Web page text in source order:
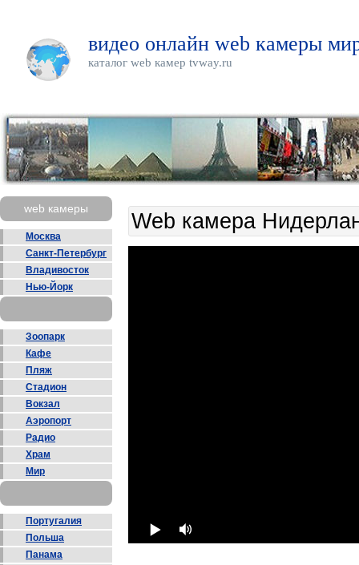
видео онлайн web камеры
каталог web камер tvway.ru
web камеры
Москва
Санкт-Петербург
Владивосток
Нью-Йорк
Зоопарк
Кафе
Пляж
Стадион
Вокзал
Аэропорт
Радио
Храм
Мир
Португалия
Польша
Панама
Web камера